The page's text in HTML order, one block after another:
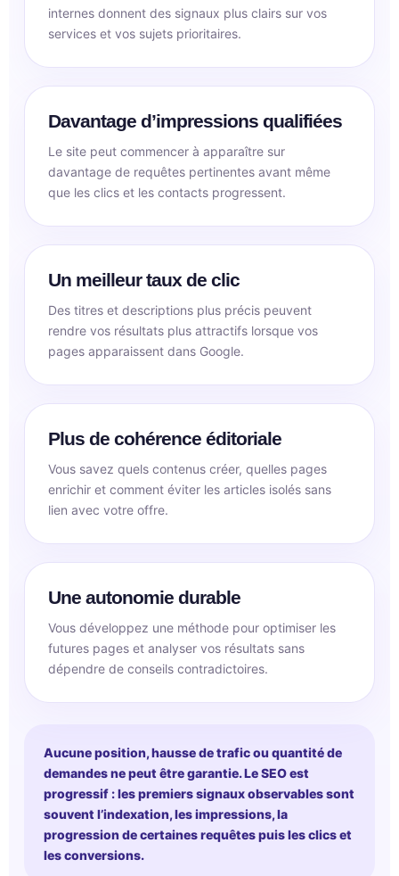
internes donnent des signaux plus clairs sur vos
services et vos sujets prioritaires.
Davantage d’impressions qualifiées
Le site peut commencer à apparaître sur
davantage de requêtes pertinentes avant même
que les clics et les contacts progressent.
Un meilleur taux de clic
Des titres et descriptions plus précis peuvent
rendre vos résultats plus attractifs lorsque vos
pages apparaissent dans Google.
Plus de cohérence éditoriale
Vous savez quels contenus créer, quelles pages
enrichir et comment éviter les articles isolés sans
lien avec votre offre.
Une autonomie durable
Vous développez une méthode pour optimiser les
futures pages et analyser vos résultats sans
dépendre de conseils contradictoires.
Aucune position, hausse de trafic ou quantité de
demandes ne peut être garantie. Le SEO est
progressif : les premiers signaux observables sont
souvent l’indexation, les impressions, la
progression de certaines requêtes puis les clics et
les conversions.